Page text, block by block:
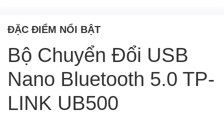
ĐẶC ĐIỂM NỔI BẬT
Bộ Chuyển Đổi USB
Nano Bluetooth 5.0 TP-
LINK UB500